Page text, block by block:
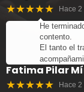
★★★★★ Hace 2
He
contento.
El tanto el
Fatima Pilar
★★★★★ Hace